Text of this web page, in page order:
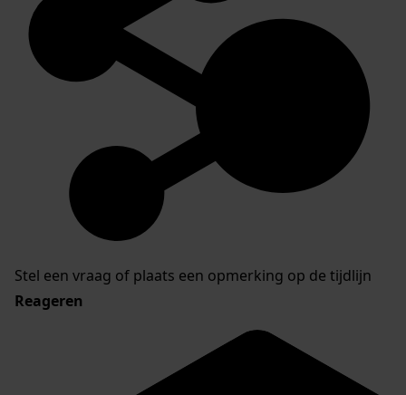
Stel een vraag of plaats een opmerking op de tijdlijn
Reageren